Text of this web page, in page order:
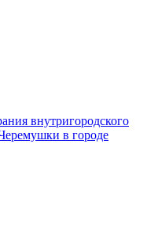
внутригородского
в городе